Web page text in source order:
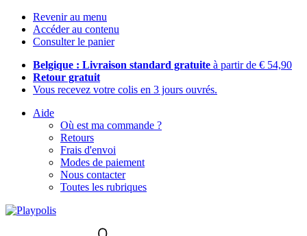
Revenir au menu
Accéder au contenu
Consulter le panier
Belgique : Livraison standard gratuite à partir de € 54,90
Retour gratuit
Vous recevez votre colis en 3 jours ouvrés.
Aide
Où est ma commande ?
Retours
Frais d'envoi
Modes de paiement
Nous contacter
Toutes les rubriques